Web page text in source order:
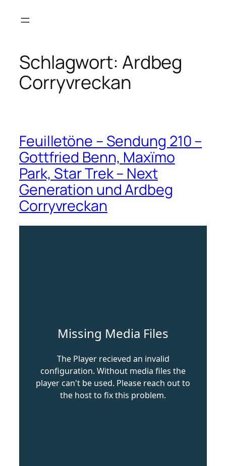
Inhalt
Schlagwort: Ardbeg
Corryvreckan
Feuilletöne – Sendung 210 –
Gottfried Benn, Maxïmo
Park, Star Trek – Next
Generation und Ardbeg
Corryvreckan